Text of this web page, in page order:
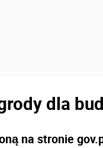
dla
na stronie